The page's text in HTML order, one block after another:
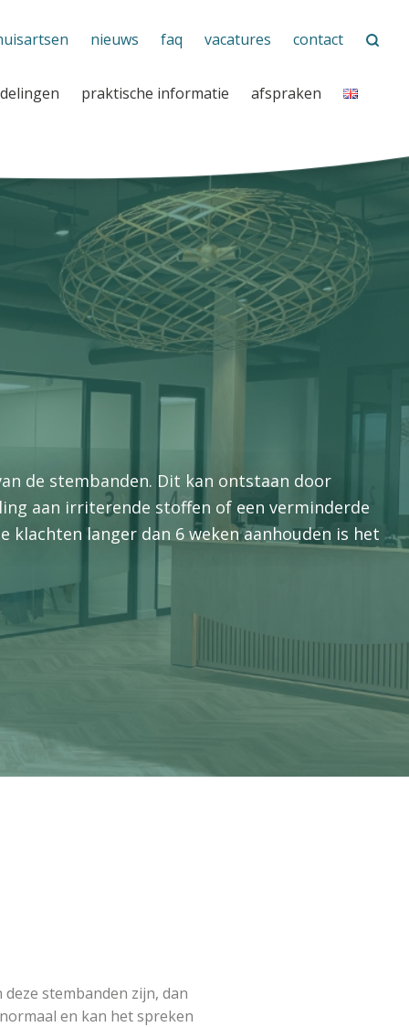
nieuws faq vacatures contact
praktische informatie afspraken
de stembanden. Dit kan ontstaan door
aan irriterende stoffen of een verminderde
klachten langer dan 6 weken aanhouden is het
stembanden zijn, dan
en kan het spreken